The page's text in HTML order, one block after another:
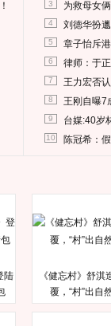
3 为救母女
4 刘德华扮
5 章子怡斥
6 律师：于
7 王力宏否
8 王刚自曝7
9 台媒:40岁
10 陈冠希：
陆
《健忘村》舒淇
覆，“村”出自